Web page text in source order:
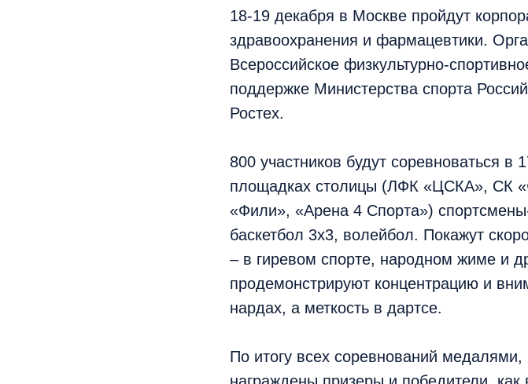
18-19 декабря в Москве пройдут
здравоохранения и фармацевтики.
Всероссийское физкультурно-
поддержке Министерства спорта
Ростех.
800 участников будут соревноваться
площадках столицы (ЛФК «ЦСКА», СК
«Фили», «Арена 4 Спорта»)
баскетбол 3х3, волейбол. Покажут
– в гиревом спорте, народном жиме и
продемонстрируют концентрацию и
нардах, а меткость в дартсе.
По итогу всех соревнований